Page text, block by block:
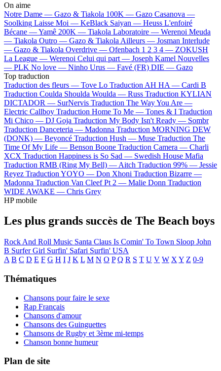
On aime
Notre Dame — Gazo & Tiakola 100K — Gazo Casanova —
Soolking Laisse Moi — KeBlack Saiyan — Heuss L'enfoiré
Bécane —Yamê 200K — Tiakola Laboratoire — Werenoi Meuda
— Tiakola Outro — Gazo & Tiakola Ailleurs — Josman Interlude
— Gazo & Tiakola Overdrive — Ofenbach 1 2 3 4 — ZOKUSH
La League — Werenoi Celui qui part — Joseph Kamel Nouvelles
— PLK No love — Ninho Urus — Favé (FR) DIE — Gazo
Top traduction
Traduction des fleurs — Tove Lo Traduction AH HA — Cardi B
Traduction Coulda Shoulda Woulda — Russ Traduction KYLIAN
DICTADOR — SurNervis Traduction The Way You Are —
Electric Callboy Traduction Home To Me — Tones & I Traduction
Mi Chico — DJ Goja Traduction My Body Isn't Ready — Sombr
Traduction Danceteria — Madonna Traduction MORNING DEW
(DONK) — Beyoncé Traduction Hush — Muse Traduction The
Time Of My Life — Benson Boone Traduction Camera — Charli
XCX Traduction Happiness is So Sad — Swedish House Mafia
Traduction RMB (Ring My Bell) — Aitch Traduction 99% — Jessie
Reyez Traduction YOYO — Don Xhoni Traduction Bizarre —
Madonna Traduction Van Cleef Pt 2 — Malie Donn Traduction
WIDE AWAKE — Chris Grey
HP mobile
Les plus grands succès de The Beach boys
Rock And Roll Music Santa Claus Is Comin' To Town Sloop John
B Surfer Girl Surfin' Safari Surfin' USA
A B C D E F G H I J K L M N O P Q R S T U V W X Y Z 0-9
Thématiques
Chansons pour faire le sexe
Rap Français
Chansons d'amour
Chansons des Guinguettes
Chansons de Rugby et 3ème mi-temps
Chanson bonne humeur
Plan de site